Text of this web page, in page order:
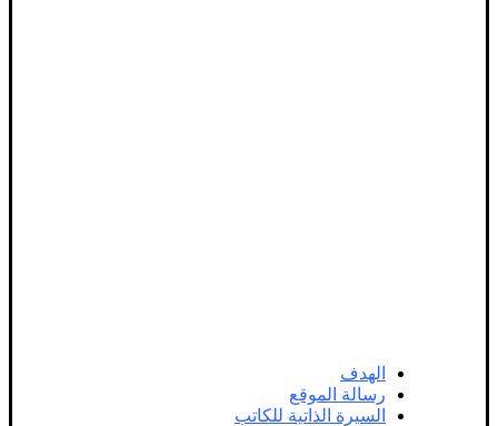
الهدف
رسالة الموقع
السيرة الذاتية للكاتب